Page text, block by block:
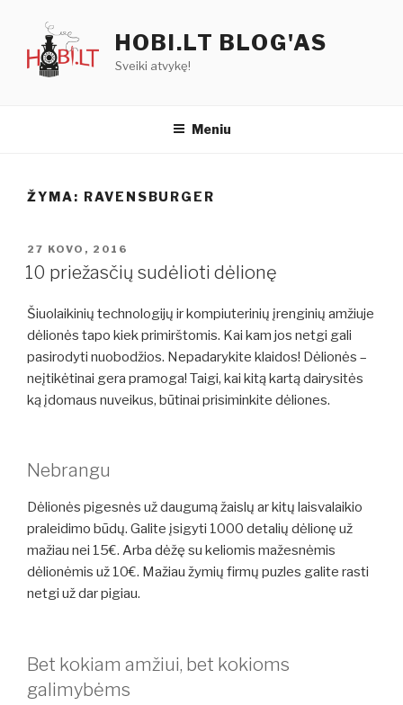
turinio
HOBI.LT BLOG'AS
Sveiki atvykę!
Meniu
ŽYMA: RAVENSBURGER
PASKELBTA
27 KOVO, 2016
10 priežasčių sudėlioti dėlionę
Šiuolaikinių technologijų ir kompiuterinių įrenginių amžiuje
dėlionės tapo kiek primirštomis. Kai kam jos netgi gali
pasirodyti nuobodžios. Nepadarykite klaidos! Dėlionės –
neįtikėtinai gera pramoga! Taigi, kai kitą kartą dairysitės
ką įdomaus nuveikus, būtinai prisiminkite dėliones.
Nebrangu
Dėlionės pigesnės už daugumą žaislų ar kitų laisvalaikio
praleidimo būdų. Galite įsigyti 1000 detalių dėlionę už
mažiau nei 15€. Arba dėžę su keliomis mažesnėmis
dėlionėmis už 10€. Mažiau žymių firmų puzles galite rasti
netgi už dar pigiau.
Bet kokiam amžiui, bet kokioms
galimybėms